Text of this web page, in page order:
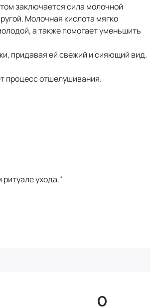
заключается сила молочной
Молочная кислота мягко
а также помогает уменьшить
придавая ей свежий и сияющий вид.
процесс отшелушивания.
ухода."
0